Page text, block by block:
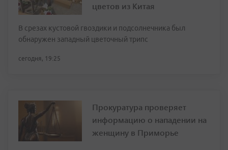
цветов из Китая
В срезах кустовой гвоздики и подсолнечника был
обнаружен западный цветочный трипс
сегодня, 19:25
Прокуратура проверяет
информацию о нападении на
женщину в Приморье